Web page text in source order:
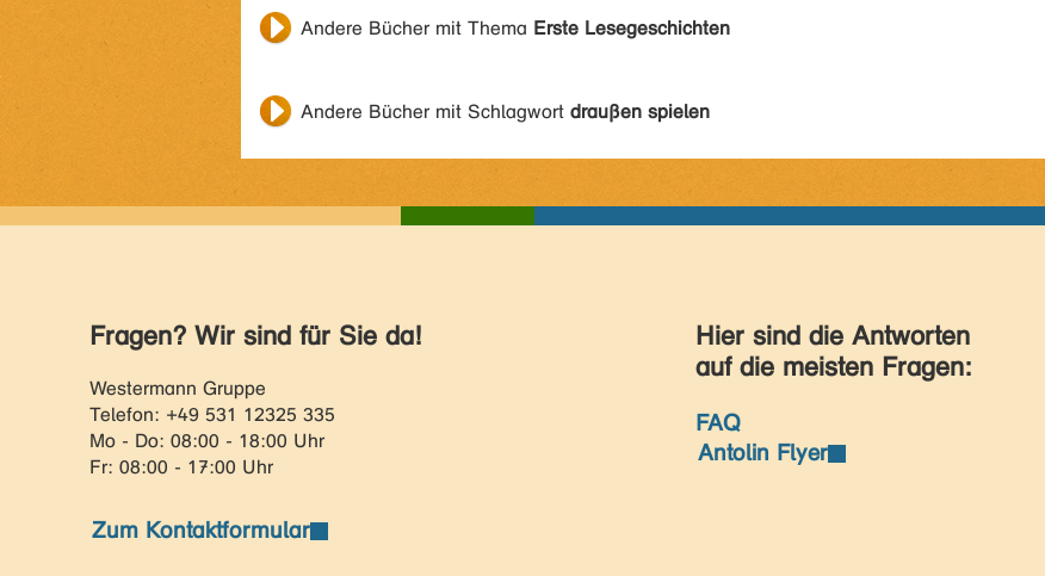
Andere Bücher mit Thema Erste Lesegeschichten
Andere Bücher mit Schlagwort draußen spielen